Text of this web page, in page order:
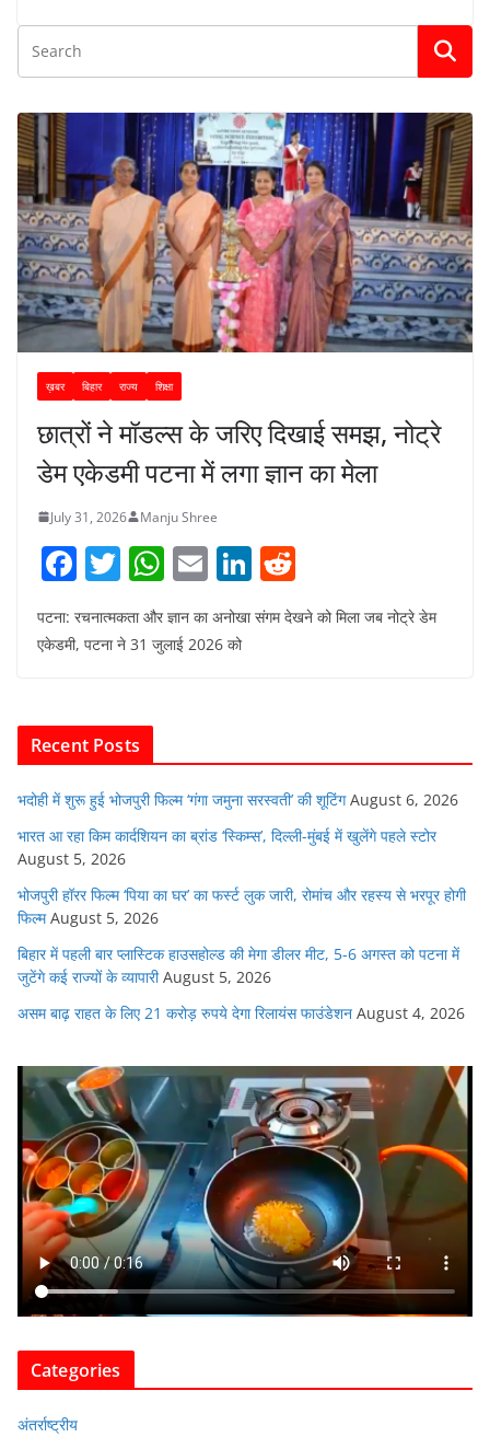
ख़बर बिहार राज्य शिक्षा
छात्रों ने मॉडल्स के जरिए दिखाई समझ, नोट्रे
डेम एकेडमी पटना में लगा ज्ञान का मेला
July 31, 2026 Manju Shree
F
c
o
o
k
T
itt
W
at
p
E
m
ai
Li
n
k
e
d
पटना: रचनात्मकता और ज्ञान का अनोखा संगम देखने को मिला जब नोट्रे डेम
एकेडमी, पटना ने 31 जुलाई 2026 को
Recent Posts
भदोही में शुरू हुई भोजपुरी फिल्म ‘गंगा जमुना सरस्वती’ की शूटिंग August 6, 2026
भारत आ रहा किम कार्दशियन का ब्रांड ‘स्किम्स’, दिल्ली-मुंबई में खुलेंगे पहले स्टोर
August 5, 2026
भोजपुरी हॉरर फिल्म ‘पिया का घर’ का फर्स्ट लुक जारी, रोमांच और रहस्य से भरपूर होगी
फिल्म August 5, 2026
बिहार में पहली बार प्लास्टिक हाउसहोल्ड की मेगा डीलर मीट, 5-6 अगस्त को पटना में
जुटेंगे कई राज्यों के व्यापारी August 5, 2026
असम बाढ़ राहत के लिए 21 करोड़ रुपये देगा रिलायंस फाउंडेशन August 4, 2026
Categories
अंतर्राष्ट्रीय